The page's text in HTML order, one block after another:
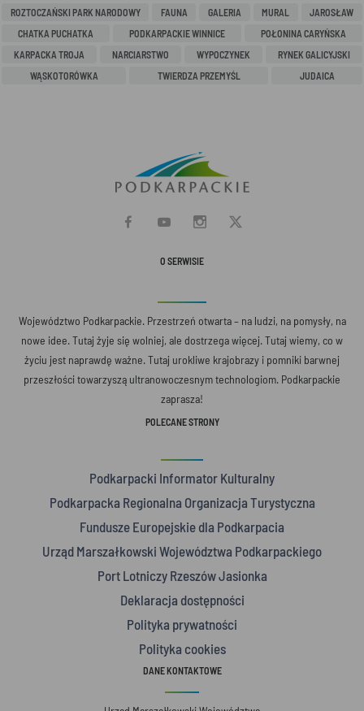
ROZTOCZAŃSKI PARK NARODOWY
FAUNA GALERIA MURAL
JAROSŁAW
CHATKA PUCHATKA
PODKARPACKIE WINNICE
POŁONINA CARYŃSKA
KARPACKA TROJA
NARCIARSTWO WYPOCZYNEK
RYNEK GALICYJSKI
WĄSKOTORÓWKA
TWIERDZA PRZEMYŚL JUDAICA
O SERWISIE
Województwo Podkarpackie. Przestrzeń otwarta – na ludzi, na pomysły, na
nowe idee. Tutaj żyje się wolniej, ale dostrzega więcej. Tutaj wiemy, co w
życiu jest naprawdę ważne. Tutaj urokliwe krajobrazy i pomniki barwnej
przeszłości towarzyszą ultranowoczesnym technologiom. Podkarpackie
zaprasza!
POLECANE STRONY
Podkarpacki Informator Kulturalny
Podkarpacka Regionalna Organizacja Turystyczna
Fundusze Europejskie dla Podkarpacia
Urząd Marszałkowski Województwa Podkarpackiego
Port Lotniczy Rzeszów Jasionka
Deklaracja dostępności
Polityka prywatności
Polityka cookies
DANE KONTAKTOWE